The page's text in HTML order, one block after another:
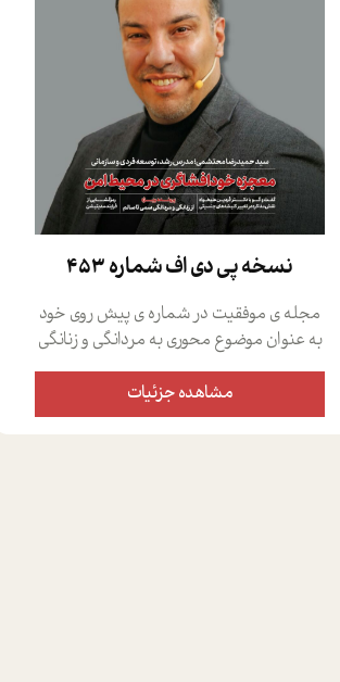
نسخه پي دي اف شماره 453
مجله ی موفقیت در شماره ی پیش روی خود
به عنوان موضوع محوری به مردانگی و زنانگی
سمی پرداخته است؛ علاوه بر این که؛ گفت و
گویی اختصاصی داشته ایم با فردین علیخواه،
جامعه شناس در بخش های مختلف تلاش
مشاهده جزئیات